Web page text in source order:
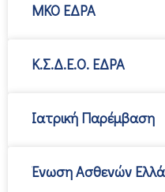
ΜΚΟ ΕΔΡΑ
Κ.Σ.Δ.Ε.Ο. ΕΔΡΑ
Ιατρική Παρέμβαση
Ένωση Ασθενών